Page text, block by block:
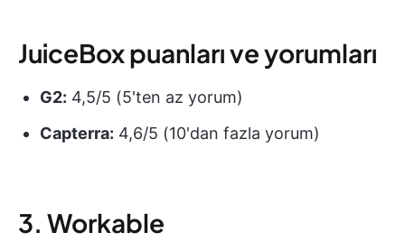
JuiceBox puanları ve yorumları
G2: 4,5/5 (5'ten az yorum)
Capterra: 4,6/5 (10'dan fazla yorum)
3. Workable